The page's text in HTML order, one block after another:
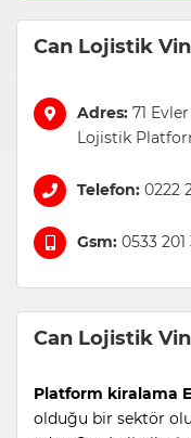
Can Lojistik
Adres: 71
Lojistik
Telefon: 0222
Gsm: 0533 201
Can Lojistik
Platform kiralama
olduğu bir sektör